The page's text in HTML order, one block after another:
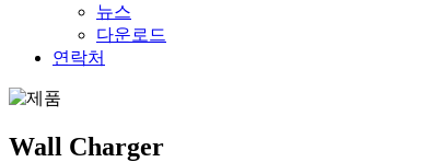
뉴스
다운로드
연락처
Wall Charger